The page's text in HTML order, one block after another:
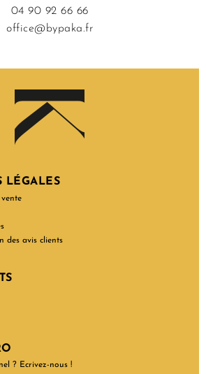
04 90 92 66 66
office@bypaka.fr
LÉGALES
des avis clients
? Ecrivez-nous !